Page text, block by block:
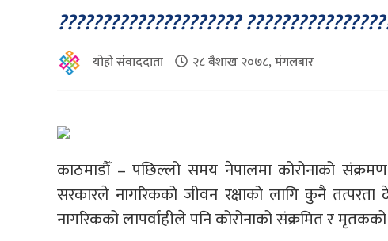
?????????????????????
योहो संवाददाता २८ बैशाख २०७८, मंगलबार
काठमाडौँ – पछिल्लो समय नेपालमा कोरोनाको
सरकारले नागरिकको जीवन रक्षाको लागि कुनै
नागरिकको लापर्वाहीले पनि कोरोनाको संक्रमित र